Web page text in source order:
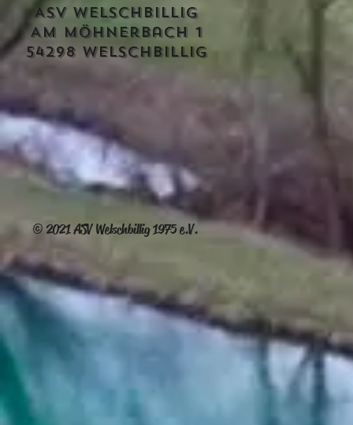
ASV Welschbillig
Am Möhnerbach 1
54298 Welschbillig
© 2021 ASV Welschbillig 1975 e.V.